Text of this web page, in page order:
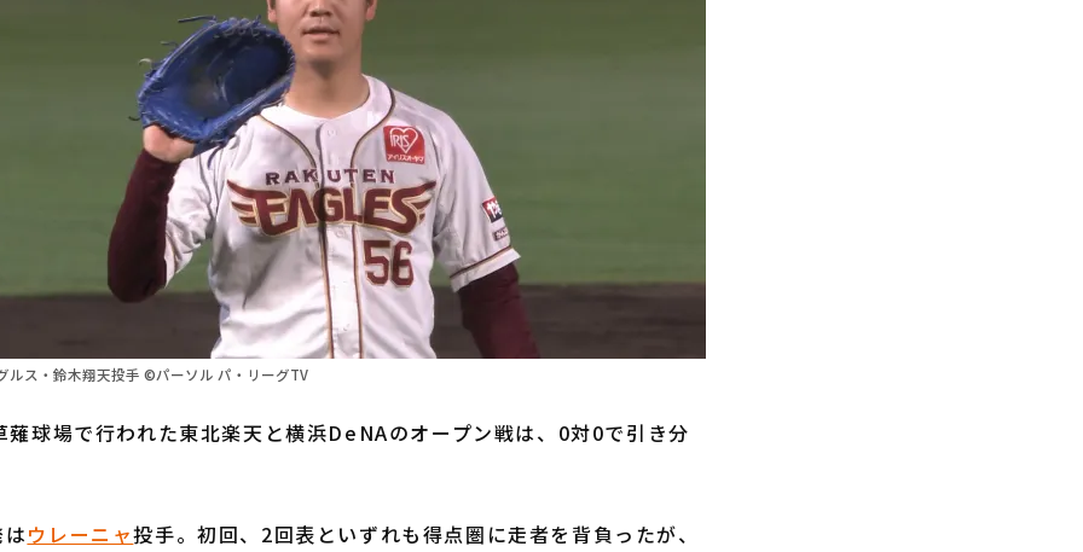
ルス・鈴木翔天投手 ©パーソル パ・リーグTV
球場で行われた東北楽天と横浜DeNAのオープン戦は、0対0で引き分
ウレーニャ投手。初回、2回表といずれも得点圏に走者を背負ったが、